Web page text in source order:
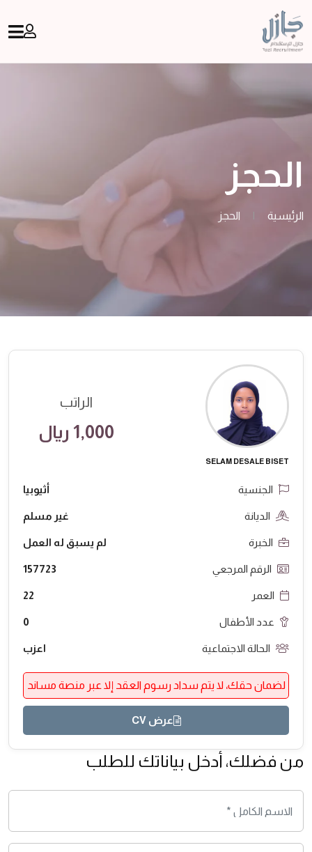
الحجز
الرئيسية | الحجز
SELAM DESALE BISET
الراتب
1,000 ريال
الجنسية أثيوبيا
الديانة غير مسلم
الخبرة لم يسبق له العمل
الرقم المرجعي 157723
العمر 22
عدد الأطفال 0
الحالة الاجتماعية اعزب
لضمان حقك، لا يتم سداد رسوم العقد إلا عبر منصة مساند
عرض CV
من فضلك، أدخل بياناتك للطلب